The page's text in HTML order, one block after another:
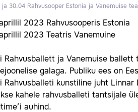
ja 30.04 Rahvusooper Estonia ja Vanemuise
2023 Rahvusooperis Estonia
2023 Teatris Vanemuine
Rahvusballett ja Vanemuise
galaga. Publiku ees on
Rahvusballeti kunstiline juht
kahele rahvusballeti tantsijale
auhind.